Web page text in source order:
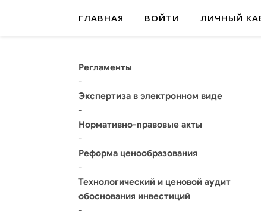
ГЛАВНАЯ ВОЙТИ ЛИЧНЫЙ
Регламенты
-
Экспертиза в электронном виде
-
Нормативно-правовые акты
-
Реформа ценообразования
-
Технологический и ценовой аудит
обоснования инвестиций
-